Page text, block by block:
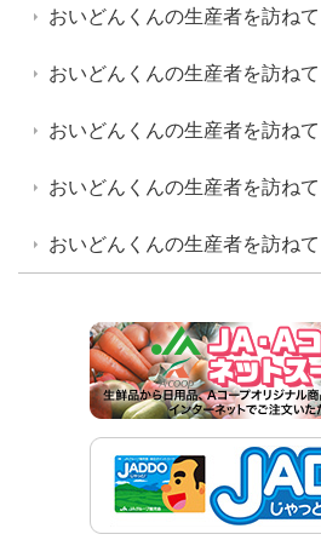
おいどんくんの生産者を訪ねて
おいどんくんの生産者を訪ねて
おいどんくんの生産者を訪ねて
おいどんくんの生産者を訪ねて
おいどんくんの生産者を訪ねて